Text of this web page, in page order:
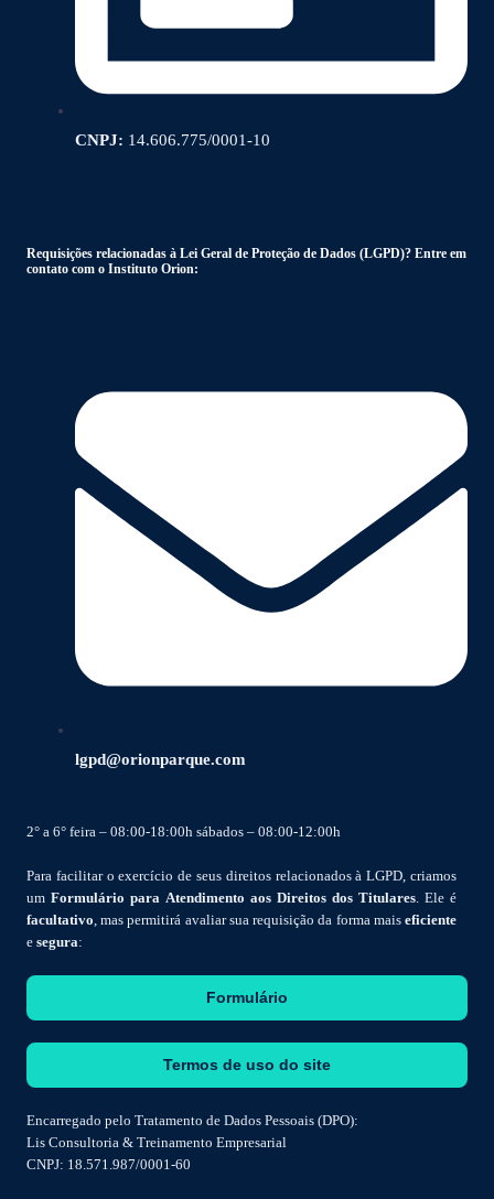
CNPJ: 14.606.775/0001-10
Requisições relacionadas à Lei Geral de Proteção de Dados (LGPD)? Entre em
contato com o Instituto Orion:
lgpd@orionparque.com
2° a 6° feira – 08:00-18:00h sábados – 08:00-12:00h
Para facilitar o exercício de seus direitos relacionados à LGPD, criamos
um Formulário para Atendimento aos Direitos dos Titulares. Ele é
facultativo, mas permitirá avaliar sua requisição da forma mais eficiente
e segura:
Formulário
Termos de uso do site
Encarregado pelo Tratamento de Dados Pessoais (DPO):
Lis Consultoria & Treinamento Empresarial
CNPJ: 18.571.987/0001-60